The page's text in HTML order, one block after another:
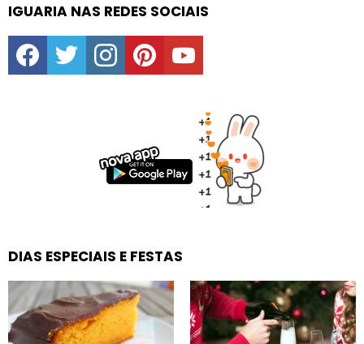
IGUARIA NAS REDES SOCIAIS
facebooktwitter instagrampinterestyoutube
DIAS ESPECIAIS E FESTAS